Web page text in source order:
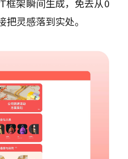
框架瞬间生成，免去从0
灵感落到实处。